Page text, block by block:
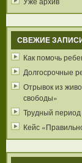
СВЕЖИЕ
Как помочь
Долгосрочные
Отрывок из
свободы»
Трудный
Кейс